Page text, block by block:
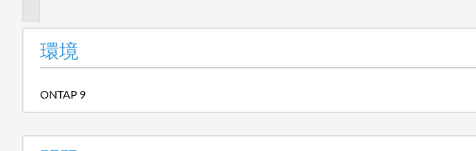
環境
ONTAP 9